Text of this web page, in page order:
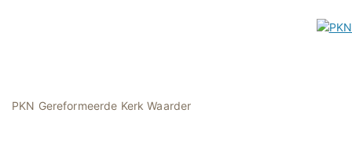
PKN Gereformeerde Kerk Waarder